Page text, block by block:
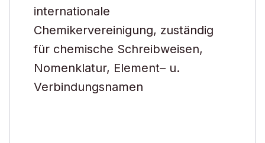
internationale
Chemikervereinigung, zuständig
für chemische Schreibweisen,
Nomenklatur, Element– u.
Verbindungsnamen